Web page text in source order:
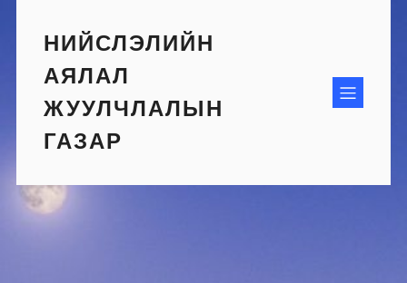
contentНИЙСЛЭЛИЙН
АЯЛАЛ
ЖУУЛЧЛАЛЫН
ГАЗАР